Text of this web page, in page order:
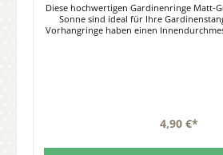
Diese hochwertigen Gardinenringe Matt-
Sonne sind ideal für Ihre
Vorhangringe haben einen
4,90 €*